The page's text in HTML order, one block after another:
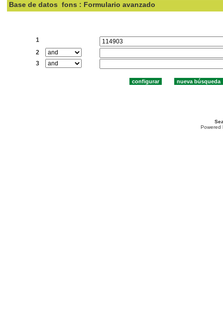
Base de datos fons : Formulario avanzado
1
2
3